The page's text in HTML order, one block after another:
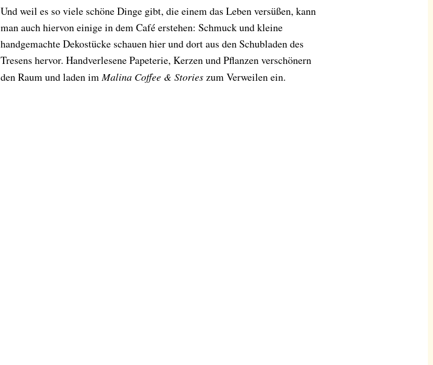
Und weil es so viele schöne Dinge gibt, die einem das Leben versüßen, kann
man auch hiervon einige in dem Café erstehen: Schmuck und kleine
handgemachte Dekostücke schauen hier und dort aus den Schubladen des
Tresens hervor. Handverlesene Papeterie, Kerzen und Pflanzen verschönern
den Raum und laden imMalina Coffee & Storieszum Verweilen ein.